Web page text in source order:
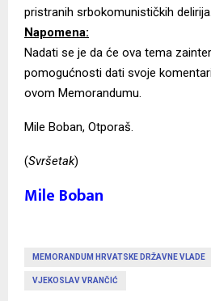
pristranih srbokomunističkih delirija…
Napomena:
Nadati se je da će ova tema
pomogućnosti dati svoje
ovom Memorandumu.
Mile Boban, Otporaš.
(Svršetak)
Mile Boban
MEMORANDUM HRVATSKE DRŽAVNE VLADE
VJEKOSLAV VRANČIĆ